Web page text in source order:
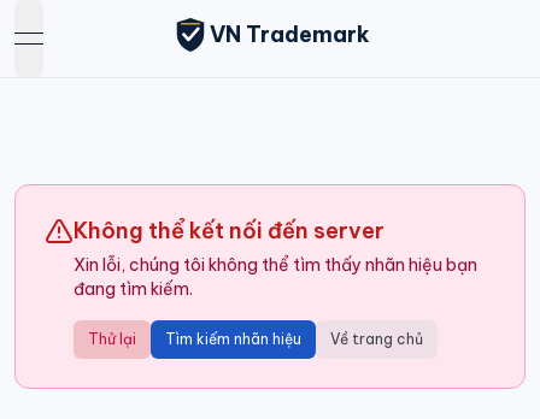
open navigation menu
VN Trademark
Không thể kết nối đến server
Xin lỗi, chúng tôi không thể tìm thấy nhãn hiệu bạn
đang tìm kiếm.
Thử lại Tìm kiếm nhãn hiệu Về trang chủ